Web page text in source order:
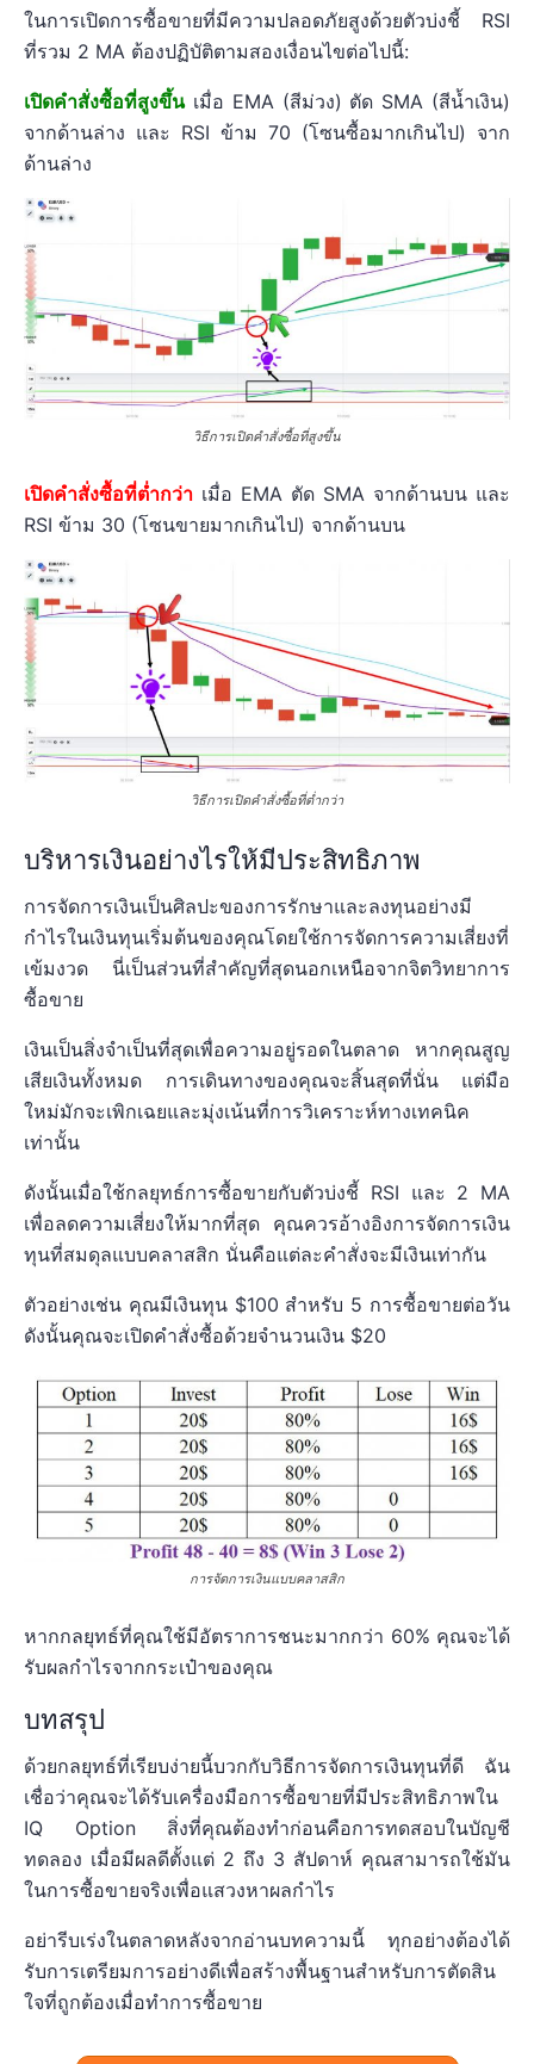
ในการเปิดการซื้อขายที่มีความปลอดภัยสูงด้วยตัวบ่งชี้ RSI
ที่รวม 2 MA ต้องปฏิบัติตามสองเงื่อนไขต่อไปนี้:
เปิดคำสั่งซื้อที่สูงขึ้นเมื่อ EMA (สีม่วง) ตัด SMA (สีน้ำเงิน)
จากด้านล่าง และ RSI ข้าม 70 (โซนซื้อมากเกินไป) จาก
ด้านล่าง
วิธีการเปิดคำสั่งซื้อที่สูงขึ้น
เปิดคำสั่งซื้อที่ต่ำกว่า เมื่อ EMA ตัด SMA จากด้านบน และ
RSI ข้าม 30 (โซนขายมากเกินไป) จากด้านบน
วิธีการเปิดคำสั่งซื้อที่ต่ำกว่า
บริหารเงินอย่างไรให้มีประสิทธิภาพ
การจัดการเงินเป็นศิลปะของการรักษาและลงทุนอย่างมี
กำไรในเงินทุนเริ่มต้นของคุณโดยใช้การจัดการความเสี่ยงที่
เข้มงวด นี่เป็นส่วนที่สำคัญที่สุดนอกเหนือจากจิตวิทยาการ
ซื้อขาย
เงินเป็นสิ่งจำเป็นที่สุดเพื่อความอยู่รอดในตลาด หากคุณสูญ
เสียเงินทั้งหมด การเดินทางของคุณจะสิ้นสุดที่นั่น แต่มือ
ใหม่มักจะเพิกเฉยและมุ่งเน้นที่การวิเคราะห์ทางเทคนิค
เท่านั้น
ดังนั้นเมื่อใช้กลยุทธ์การซื้อขายกับตัวบ่งชี้ RSI และ 2 MA
เพื่อลดความเสี่ยงให้มากที่สุด คุณควรอ้างอิงการจัดการเงิน
ทุนที่สมดุลแบบคลาสสิก นั่นคือแต่ละคำสั่งจะมีเงินเท่ากัน
ตัวอย่างเช่น คุณมีเงินทุน $100 สำหรับ 5 การซื้อขายต่อวัน
ดังนั้นคุณจะเปิดคำสั่งซื้อด้วยจำนวนเงิน $20
การจัดการเงินแบบคลาสสิก
หากกลยุทธ์ที่คุณใช้มีอัตราการชนะมากกว่า 60% คุณจะได้
รับผลกำไรจากกระเป๋าของคุณ
บทสรุป
ด้วยกลยุทธ์ที่เรียบง่ายนี้บวกกับวิธีการจัดการเงินทุนที่ดี ฉัน
เชื่อว่าคุณจะได้รับเครื่องมือการซื้อขายที่มีประสิทธิภาพใน
IQ Option สิ่งที่คุณต้องทำก่อนคือการทดสอบในบัญชี
ทดลอง เมื่อมีผลดีตั้งแต่ 2 ถึง 3 สัปดาห์ คุณสามารถใช้มัน
ในการซื้อขายจริงเพื่อแสวงหาผลกำไร
อย่ารีบเร่งในตลาดหลังจากอ่านบทความนี้ ทุกอย่างต้องได้
รับการเตรียมการอย่างดีเพื่อสร้างพื้นฐานสำหรับการตัดสิน
ใจที่ถูกต้องเมื่อทำการซื้อขาย